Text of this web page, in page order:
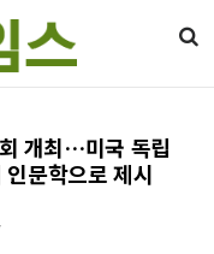
개최…미국 독립
문학으로 제시